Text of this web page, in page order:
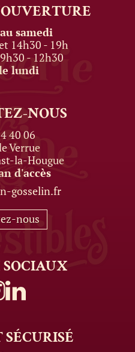
samedi
14h30 - 19h
- 12h30
lundi
NOUS
40 06
Verrue
la-Hougue
d'accès
gosselin.fr
nous
SOCIAUX
SÉCURISÉ